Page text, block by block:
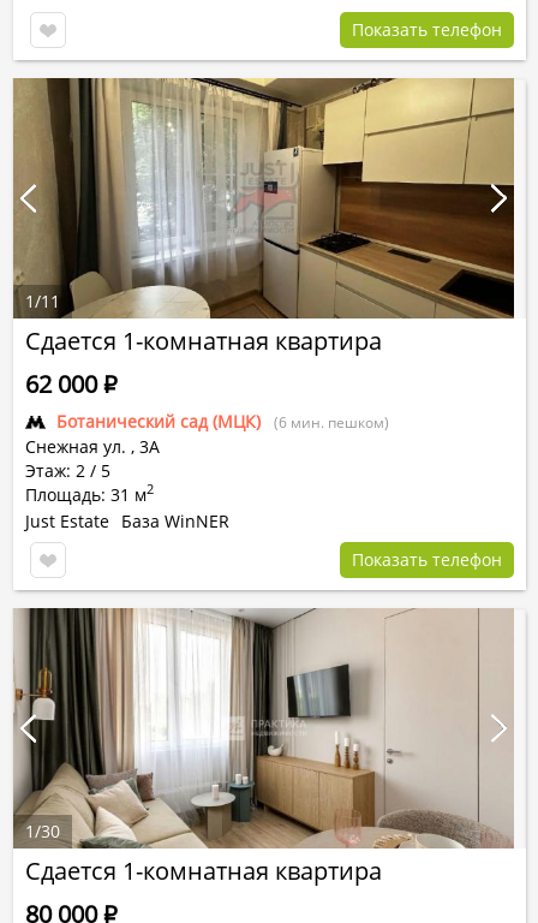
Показать телефон
Сдается 1-комнатная квартира
Ботанический сад (МЦК) (6 мин. пешком)
Снежная ул. , 3А
Этаж: 2 / 5
Площадь: 31 м2
62 000Р
Just Estate База WinNER
Показать телефон
1/11
Сдается 1-комнатная квартира
80 000Р
1/30